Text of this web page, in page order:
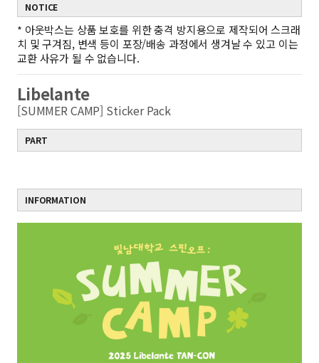
NOTICE
* 아웃박스는 상품 보호를 위한 충격 방지용으로 제작되어 스크래
치 및 구겨짐, 변색 등이 포장/배송 과정에서 생겨날 수 있고 이는
교환 사유가 될 수 없습니다.
Libelante
[SUMMER CAMP] Sticker Pack
PART
INFORMATION